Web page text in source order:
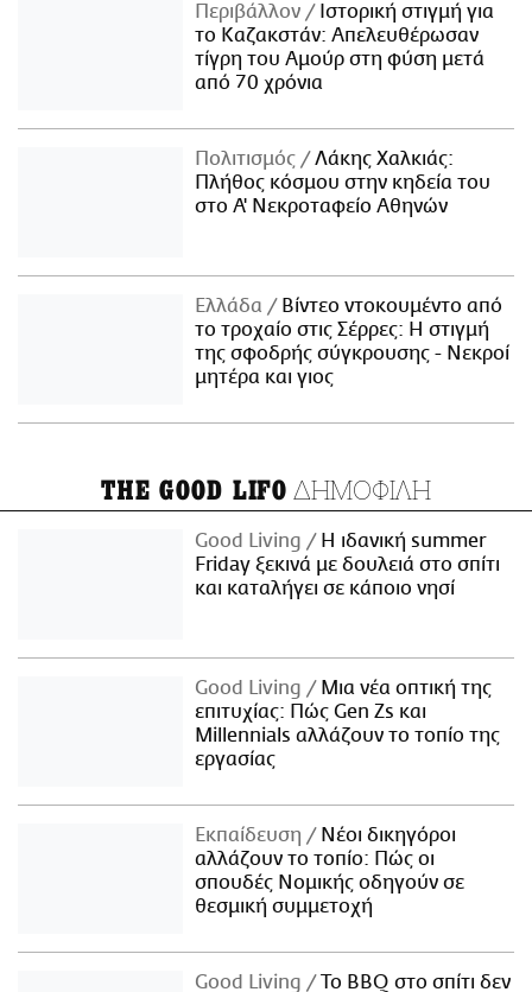
Περιβάλλον
Ιστορική στιγμή για
το Καζακστάν: Απελευθέρωσαν
τίγρη του Αμούρ στη φύση μετά
από 70 χρόνια
Πολιτισμός
Λάκης Χαλκιάς:
Πλήθος κόσμου στην κηδεία του
στο Α' Νεκροταφείο Αθηνών
Ελλάδα
Βίντεο ντοκουμέντο από
το τροχαίο στις Σέρρες: Η στιγμή
της σφοδρής σύγκρουσης - Νεκροί
μητέρα και γιος
THE GOOD LIFO ΔΗΜΟΦΙΛΗ
Good Living
Η ιδανική summer
Friday ξεκινά με δουλειά στο σπίτι
και καταλήγει σε κάποιο νησί
Good Living
Μια νέα οπτική της
επιτυχίας: Πώς Gen Zs και
Millennials αλλάζουν το τοπίο της
εργασίας
Εκπαίδευση
Νέοι δικηγόροι
αλλάζουν το τοπίο: Πώς οι
σπουδές Νομικής οδηγούν σε
θεσμική συμμετοχή
Good Living
Το BBQ στο σπίτι δεν